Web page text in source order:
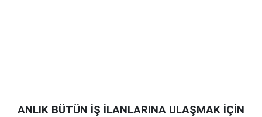
ANLIK BÜTÜN İŞ İLANLARINA ULAŞMAK İÇİN